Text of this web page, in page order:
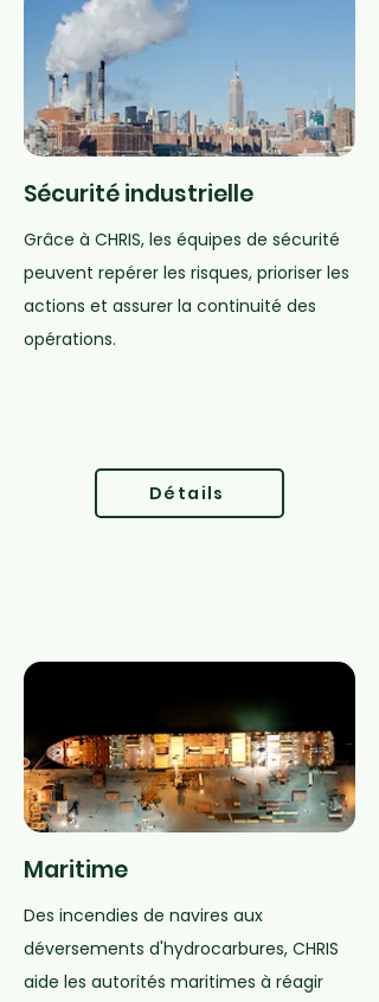
Sécurité industrielle
Grâce à CHRIS, les équipes de sécurité
peuvent repérer les risques, prioriser les
actions et assurer la continuité des
opérations.
Détails
Maritime
Des incendies de navires aux
déversements d'hydrocarbures, CHRIS
aide les autorités maritimes à réagir